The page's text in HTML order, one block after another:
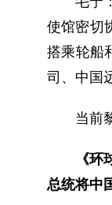
使馆密切
搭乘轮船
司、中国
当前
《
总统将中